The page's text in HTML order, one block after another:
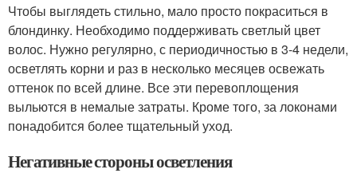
Чтобы выглядеть стильно, мало просто покраситься в
блондинку. Необходимо поддерживать светлый цвет
волос. Нужно регулярно, с периодичностью в 3-4 недели,
осветлять корни и раз в несколько месяцев освежать
оттенок по всей длине. Все эти перевоплощения
выльются в немалые затраты. Кроме того, за локонами
понадобится более тщательный уход.
Негативные стороны осветления